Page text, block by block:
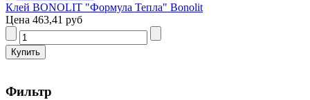
Клей BONOLIT "Формула Тепла" Bonolit
Цена 463,41 руб
Фильтр